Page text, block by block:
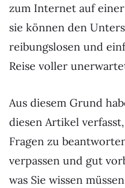
zum Internet auf
sie können den
reibungslosen und
Reise voller
Aus diesem Grund
diesen Artikel
Fragen zu
verpassen und gut
was Sie wissen